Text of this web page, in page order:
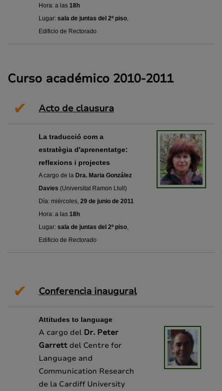
Hora: a las 18h
Lugar: sala de juntas del 2º piso,
Edificio de Rectorado
Curso académico 2010-2011
✔ Acto de clausura
La traducció com a
estratègia d'aprenentatge:
reflexions i projectes
A cargo de la Dra. Maria González
Davies (Universitat Ramon Llull)
Día: miércoles, 29 de junio de 2011
Hora: a las 18h
Lugar: sala de juntas del 2º piso,
Edificio de Rectorado
✔ Conferencia inaugural
Attitudes to language
A cargo del Dr. Peter
Garrett del Centre for
Language and
Communication Research
de la Cardiff University